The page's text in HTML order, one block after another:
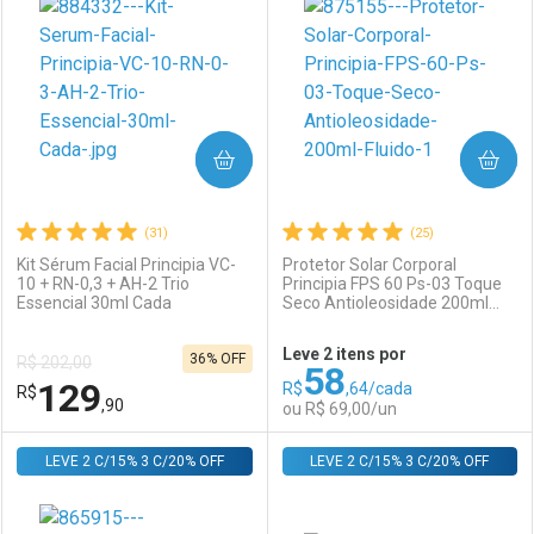
Laboratório
Comprar sem Desconto
Por R$ 64,93/cada
Por Menos
Comprar sem Desconto
Por R$ 64,93/cada
Laboratório
Comprar sem Desconto
Por R$ 44,59/cada
Por Menos
Comprar sem Desconto
Por R$ 44,59/cada
(31)
Kit Sérum Facial Principia VC-
10 + RN-0,3 + AH-2 Trio
Essencial 30ml Cada
R$ 202,00
R$129,90
36% OFF
COMPRAR
FECHAR
FECHAR
(25)
Protetor Solar Corporal
Principia FPS 60 Ps-03 Toque
Seco Antioleosidade 200ml
Leve 2 itens por
R$58,64/cada
ou R$ 69,00/un
COMPRAR
LEVE 2 C/15% 3 C/20% OFF LEVE 2 C/15% 3 C/20% OFF